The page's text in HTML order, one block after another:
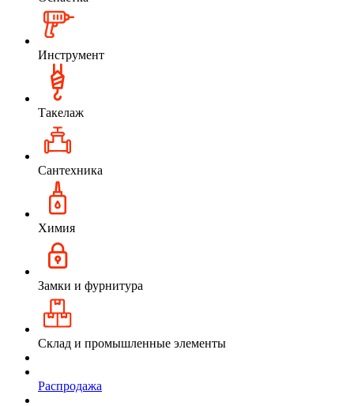
Инструмент
Такелаж
Сантехника
Химия
Замки и фурнитура
Склад и промышленные элементы
Распродажа